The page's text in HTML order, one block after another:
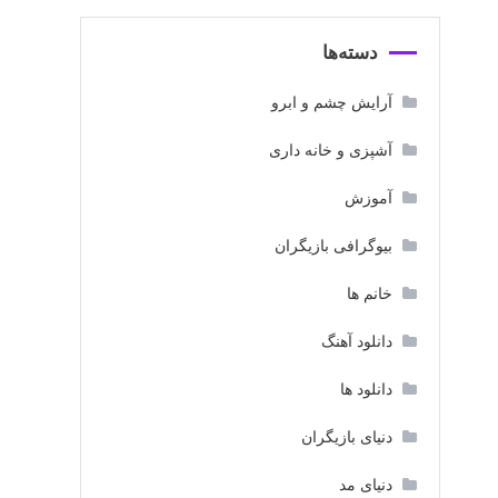
دسته‌ها
آرایش چشم و ابرو
آشپزی و خانه داری
آموزش
بیوگرافی بازیگران
خانم ها
دانلود آهنگ
دانلود ها
دنیای بازیگران
دنیای مد